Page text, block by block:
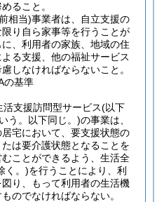
ること。
相当)事業者は、自立支援の
り自ら家事等を行うことが
、利用者の家族、地域の住
る支援、他の福祉サービス
しなければならないこと。
の基準
支援訪問型サービス(以下
う。以下同じ。)の事業は、
宅において、要支援状態の
は要介護状態となることを
ことができるよう、生活全
く。)を行うことにより、利
り、もって利用者の生活機
のでなければならない。